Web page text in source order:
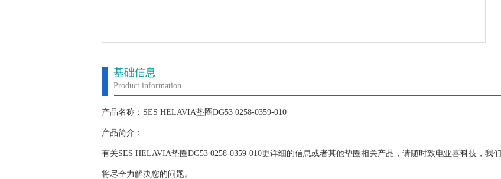
基础信息
Product information
产品名称：SES HELAVIA垫圈DG53 0258-0359-010
产品简介：
有关SES HELAVIA垫圈DG53 0258-0359-010更详细的信息或者其他垫圈相关产品，请随时致电亚喜科技，我们
将尽全力解决您的问题。